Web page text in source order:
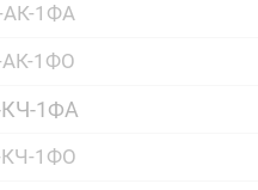
1ФА
1ФО
1ФА
1ФО